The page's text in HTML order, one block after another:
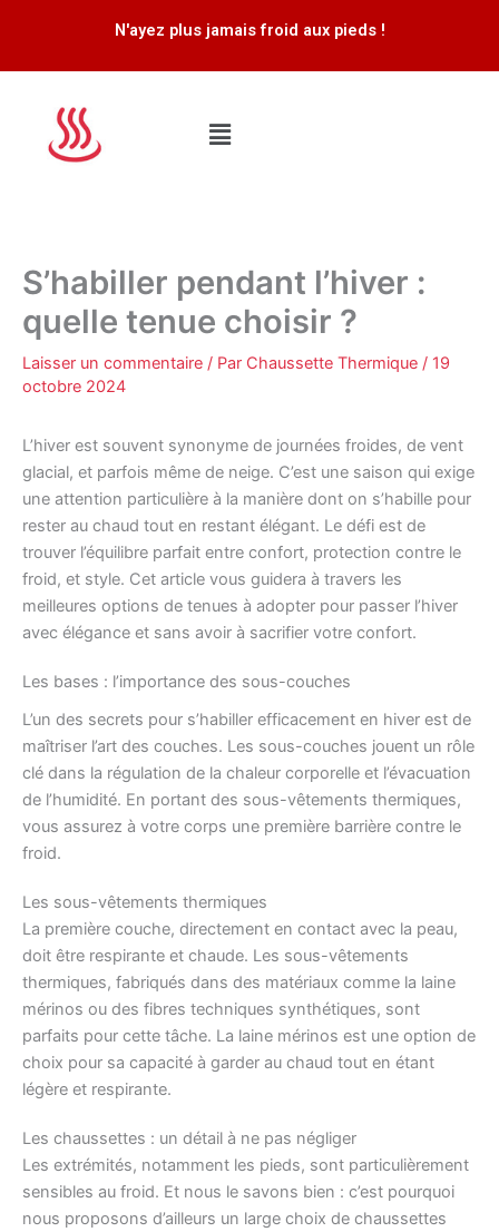
N'ayez plus jamais froid aux pieds !
Menu
S’habiller pendant l’hiver :
quelle tenue choisir ?
Laisser un commentaire / Par Chaussette Thermique / 19
octobre 2024
L’hiver est souvent synonyme de journées froides, de vent
glacial, et parfois même de neige. C’est une saison qui exige
une attention particulière à la manière dont on s’habille pour
rester au chaud tout en restant élégant. Le défi est de
trouver l’équilibre parfait entre confort, protection contre le
froid, et style. Cet article vous guidera à travers les
meilleures options de tenues à adopter pour passer l’hiver
avec élégance et sans avoir à sacrifier votre confort.
Les bases : l’importance des sous-couches
L’un des secrets pour s’habiller efficacement en hiver est de
maîtriser l’art des couches. Les sous-couches jouent un rôle
clé dans la régulation de la chaleur corporelle et l’évacuation
de l’humidité. En portant des sous-vêtements thermiques,
vous assurez à votre corps une première barrière contre le
froid.
Les sous-vêtements thermiques
La première couche, directement en contact avec la peau,
doit être respirante et chaude. Les sous-vêtements
thermiques, fabriqués dans des matériaux comme la laine
mérinos ou des fibres techniques synthétiques, sont
parfaits pour cette tâche. La laine mérinos est une option de
choix pour sa capacité à garder au chaud tout en étant
légère et respirante.
Les chaussettes : un détail à ne pas négliger
Les extrémités, notamment les pieds, sont particulièrement
sensibles au froid. Et nous le savons bien : c’est pourquoi
nous proposons d’ailleurs un large choix de chaussettes